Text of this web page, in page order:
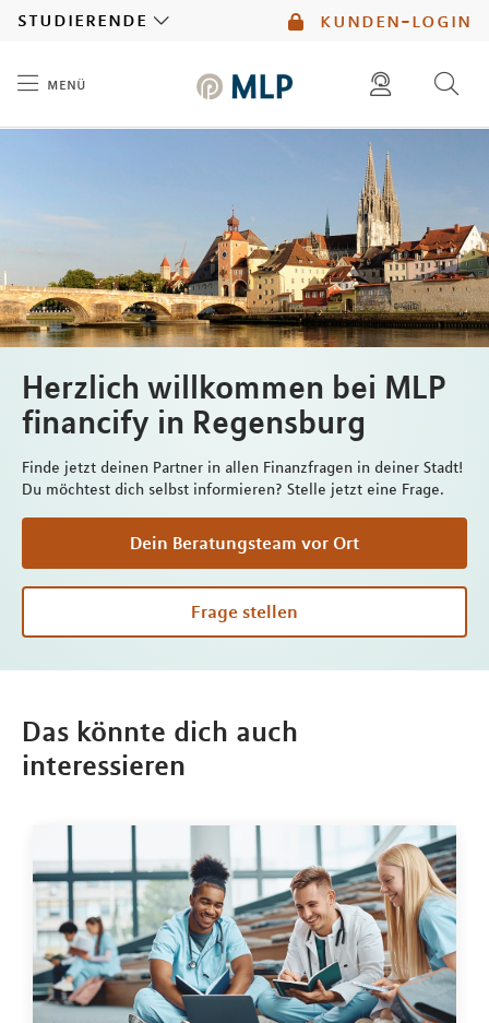
kunden-login
studierende
menü
diese website durchsuchen
mlp berater finden
Herzlich willkommen bei MLP
financify in Regensburg
Finde jetzt deinen Partner in allen Finanzfragen in deiner Stadt!
Du möchtest dich selbst informieren? Stelle jetzt eine Frage.
Dein Beratungsteam vor Ort
Frage stellen
Das könnte dich auch
interessieren